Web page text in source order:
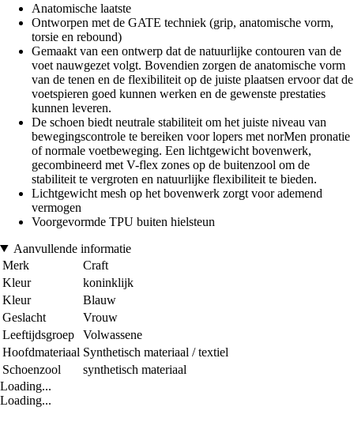
Anatomische laatste
Ontworpen met de GATE techniek (grip, anatomische vorm,
torsie en rebound)
Gemaakt van een ontwerp dat de natuurlijke contouren van de
voet nauwgezet volgt. Bovendien zorgen de anatomische vorm
van de tenen en de flexibiliteit op de juiste plaatsen ervoor dat de
voetspieren goed kunnen werken en de gewenste prestaties
kunnen leveren.
De schoen biedt neutrale stabiliteit om het juiste niveau van
bewegingscontrole te bereiken voor lopers met norMen pronatie
of normale voetbeweging. Een lichtgewicht bovenwerk,
gecombineerd met V-flex zones op de buitenzool om de
stabiliteit te vergroten en natuurlijke flexibiliteit te bieden.
Lichtgewicht mesh op het bovenwerk zorgt voor ademend
vermogen
Voorgevormde TPU buiten hielsteun
Aanvullende informatie
Merk
Craft
Kleur
koninklijk
Kleur
Blauw
Geslacht
Vrouw
Leeftijdsgroep
Volwassene
Hoofdmateriaal Synthetisch materiaal / textiel
Schoenzool
synthetisch materiaal
Loading...
Loading...